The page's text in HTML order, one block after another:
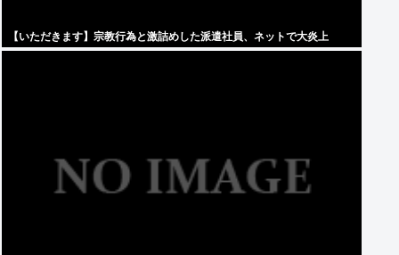
【いただきます】宗教行為と激詰めした派遣社員、ネットで大炎上